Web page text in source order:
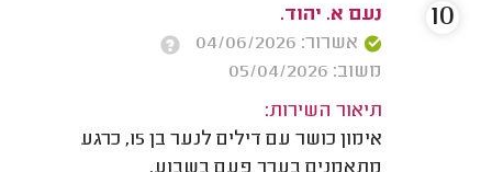
נעם א. יהוד.
אשרור: 04/06/2026
משוב: 05/04/2026
תיאור השירות:
אימון כושר עם דילים לנער בן 15, כרגע
10